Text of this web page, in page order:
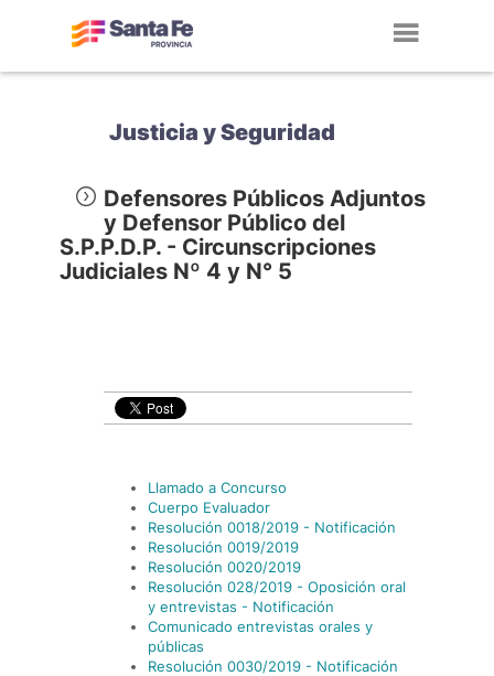
Justicia y Seguridad
Defensores Públicos Adjuntos
y Defensor Público del
S.P.P.D.P. - Circunscripciones
Judiciales Nº 4 y N° 5
Llamado a Concurso
Cuerpo Evaluador
Resolución 0018/2019 - Notificación
Resolución 0019/2019
Resolución 0020/2019
Resolución 028/2019 - Oposición oral
y entrevistas - Notificación
Comunicado entrevistas orales y
públicas
Resolución 0030/2019 - Notificación